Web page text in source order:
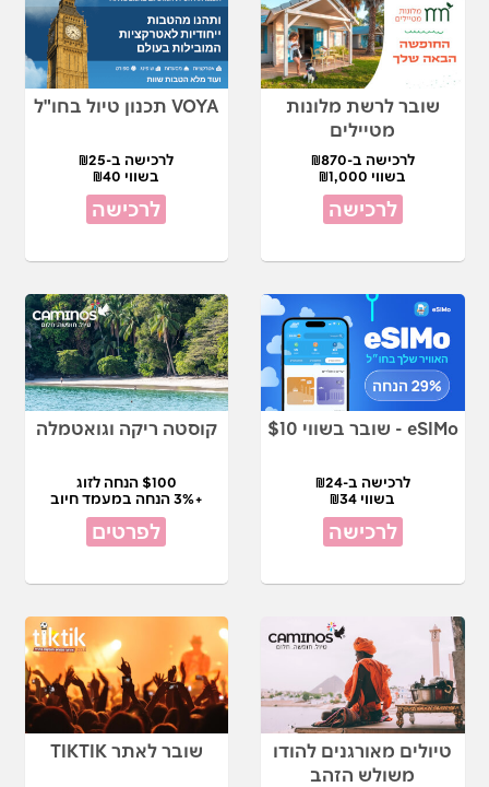
שובר לרשת מלונות
מטיילים
לרכישה ב-₪870
בשווי ₪1,000
לרכישה
VOYA תכנון טיול בחו"ל
לרכישה ב-₪25
בשווי ₪40
לרכישה
eSIMo - שובר בשווי $10
לרכישה ב-₪24
בשווי ₪34
לרכישה
קוסטה ריקה וגואטמלה
$100 הנחה לזוג
+3% הנחה במעמד חיוב
לפרטים
טיולים מאורגנים להודו
משולש הזהב
שובר לאתר TIKTIK